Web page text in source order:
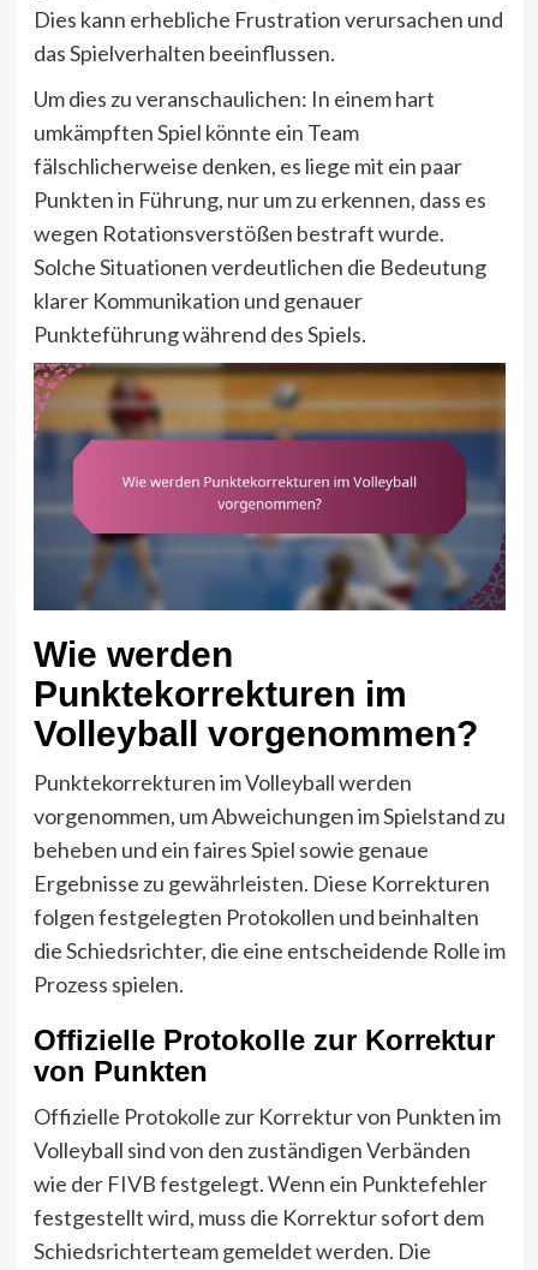
Dies kann erhebliche Frustration verursachen und
das Spielverhalten beeinflussen.
Um dies zu veranschaulichen: In einem hart
umkämpften Spiel könnte ein Team
fälschlicherweise denken, es liege mit ein paar
Punkten in Führung, nur um zu erkennen, dass es
wegen Rotationsverstößen bestraft wurde.
Solche Situationen verdeutlichen die Bedeutung
klarer Kommunikation und genauer
Punkteführung während des Spiels.
Wie werden
Punktekorrekturen im
Volleyball vorgenommen?
Punktekorrekturen im Volleyball werden
vorgenommen, um Abweichungen im Spielstand zu
beheben und ein faires Spiel sowie genaue
Ergebnisse zu gewährleisten. Diese Korrekturen
folgen festgelegten Protokollen und beinhalten
die Schiedsrichter, die eine entscheidende Rolle im
Prozess spielen.
Offizielle Protokolle zur Korrektur
von Punkten
Offizielle Protokolle zur Korrektur von Punkten im
Volleyball sind von den zuständigen Verbänden
wie der FIVB festgelegt. Wenn ein Punktefehler
festgestellt wird, muss die Korrektur sofort dem
Schiedsrichterteam gemeldet werden. Die